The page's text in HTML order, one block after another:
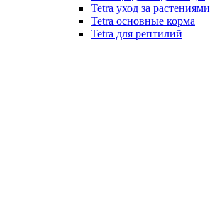
Tetra уход за растениями
Tetra основные корма
Tetra для рептилий